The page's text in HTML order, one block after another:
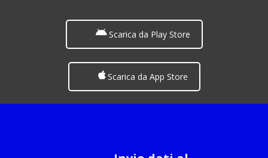
Scarica da Play Store
Scarica da App Store